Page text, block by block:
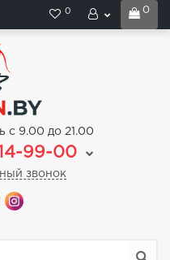
0
0
с 9.00 до 21.00
99-00
звонок